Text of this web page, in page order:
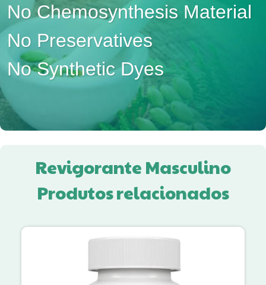
No Chemosynthesis Material
No Preservatives
No Synthetic Dyes
Revigorante Masculino
Produtos relacionados